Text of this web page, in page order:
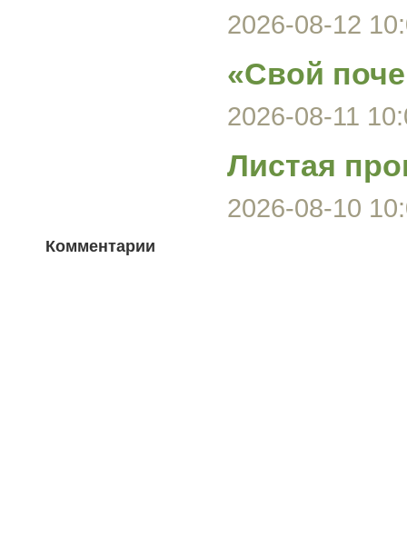
2026-08-12
«Свой
2026-08-11
Листая
2026-08-10
Комментарии